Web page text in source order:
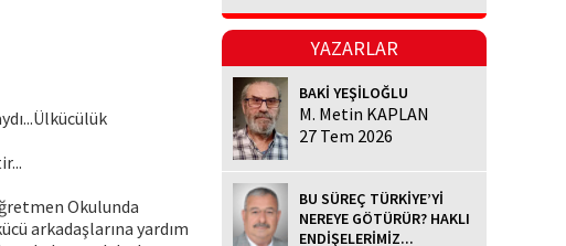
Okulunda
arkadaşlarına yardım
YAZARLAR
BAKİ YEŞİLOĞLU
M. Metin KAPLAN
27 Tem 2026
BU SÜREÇ TÜRKİYE’Yİ
NEREYE GÖTÜRÜR? HAKLI
ENDİŞELERİMİZ...